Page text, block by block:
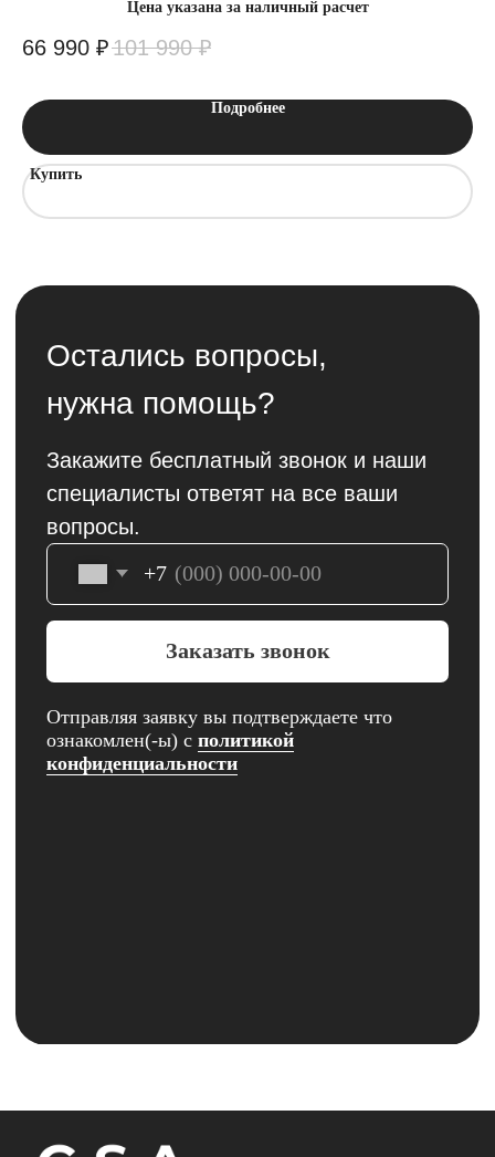
Цена указана за наличный расчет
66 990 ₽101 990 ₽
Подробнее
Купить